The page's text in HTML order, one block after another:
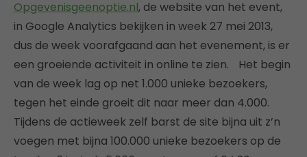
Opgevenisgeenoptie.nl, de website van het event,
in Google Analytics bekijken in week 27 mei 2013,
dus de week voorafgaand aan het evenement, is er
een groeiende activiteit in online te zien. Het begin
van de week lag op net 1.000 unieke bezoekers,
tegen het einde groeit dit naar meer dan 4.000.
Tijdens de actieweek zelf barst de site bijna uit z’n
voegen met bijna 100.000 unieke bezoekers op de